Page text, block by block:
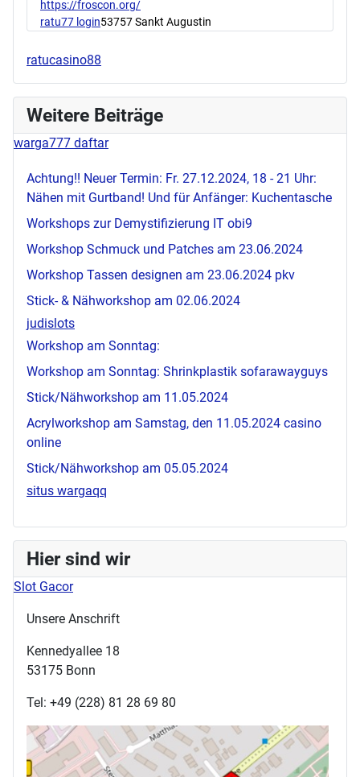
https://froscon.org/
ratu77 login53757 Sankt Augustin
ratucasino88
Weitere Beiträge
warga777 daftar
Achtung!! Neuer Termin: Fr. 27.12.2024, 18 - 21 Uhr:
Nähen mit Gurtband! Und für Anfänger: Kuchentasche
Workshops zur Demystifizierung IT obi9
Workshop Schmuck und Patches am 23.06.2024
Workshop Tassen designen am 23.06.2024 pkv
Stick- & Nähworkshop am 02.06.2024
judislots
Workshop am Sonntag:
Workshop am Sonntag: Shrinkplastik sofarawayguys
Stick/Nähworkshop am 11.05.2024
Acrylworkshop am Samstag, den 11.05.2024 casino
online
Stick/Nähworkshop am 05.05.2024
situs wargaqq
Hier sind wir
Slot Gacor
Unsere Anschrift
Kennedyallee 18
53175 Bonn
Tel: +49 (228) 81 28 69 80